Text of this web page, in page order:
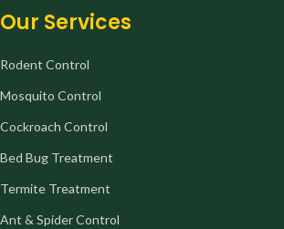
Our Services
Rodent Control
Mosquito Control
Cockroach Control
Bed Bug Treatment
Termite Treatment
Ant & Spider Control